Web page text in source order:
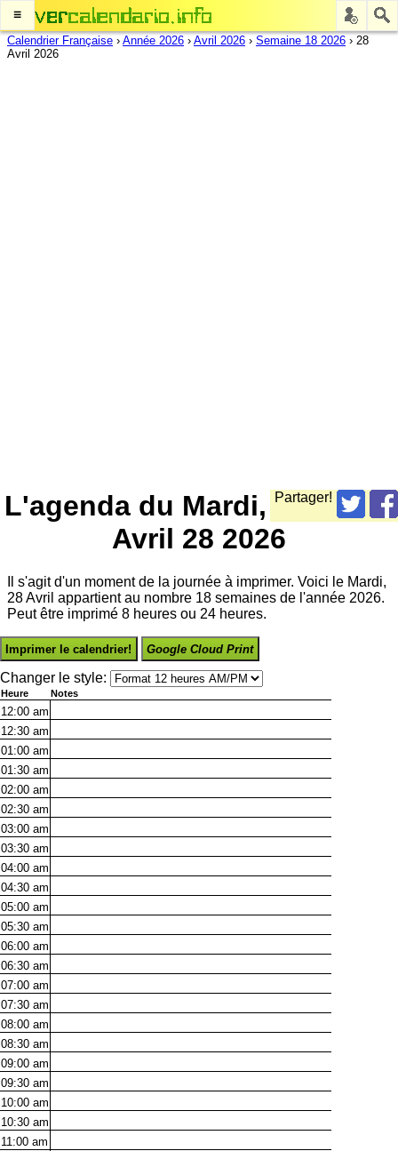
≡
Calendrier Française › Année 2026 › Avril 2026 › Semaine 18 2026 › 28
Avril 2026
Partager!
L'agenda du Mardi,
Avril 28 2026
Il s'agit d'un moment de la journée à imprimer. Voici le Mardi,
28 Avril appartient au nombre 18 semaines de l'année 2026.
Peut être imprimé 8 heures ou 24 heures.
Imprimer le calendrier! Google Cloud Print
Changer le style:
Heure Notes
12:00 am
12:30 am
01:00 am
01:30 am
02:00 am
02:30 am
03:00 am
03:30 am
04:00 am
04:30 am
05:00 am
05:30 am
06:00 am
06:30 am
07:00 am
07:30 am
08:00 am
08:30 am
09:00 am
09:30 am
10:00 am
10:30 am
11:00 am